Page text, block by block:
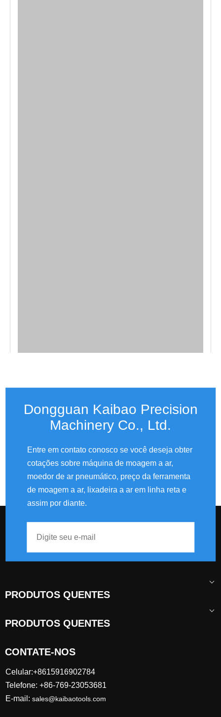
Dongguan Kaibao Precision
Machinery Co., Ltd.
Entre em contato conosco se você deseja obter
cotações sobre máquina de moagem a ar,
moedor de ar pneumático, preço da ferramenta
de moagem a ar, lixadeira a ar em linha reta e
assim por diante.
PRODUTOS QUENTES
PRODUTOS QUENTES
CONTATE-NOS
Celular:+8615916902784
Telefone: +86-769-23053681
E-mail: sales@kaibaotools.com